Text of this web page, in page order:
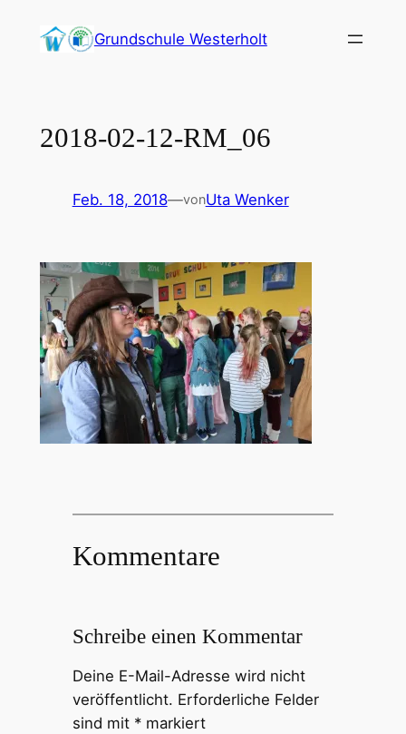
Inhalt
Grundschule Westerholt
2018-02-12-RM_06
Feb. 18, 2018—vonUta Wenker
Kommentare
Schreibe einen Kommentar
Deine E-Mail-Adresse wird nicht
veröffentlicht. Erforderliche Felder
sind mit *markiert